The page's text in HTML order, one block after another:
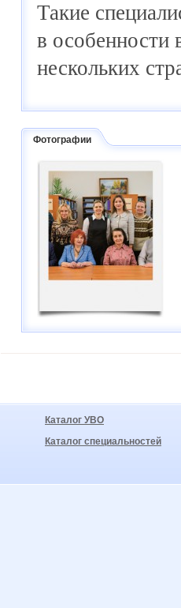
Такие
в особенности
нескольких
Фотографии
Каталог УВО
Каталог специальностей